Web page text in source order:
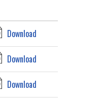
Download
Download
Download